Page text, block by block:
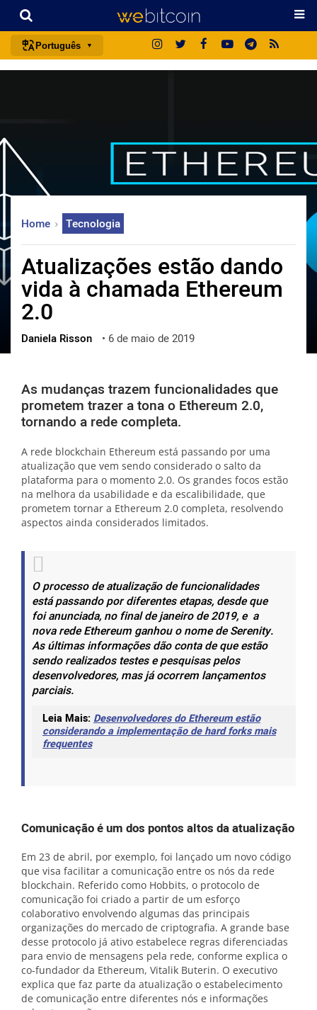
Português
中文
한국어
العربية
ไทย
ქართული
vietnamese
Home Tecnologia
Atualizações estão dando
vida à chamada Ethereum
2.0
Daniela Risson • 6 de maio de 2019
As mudanças trazem funcionalidades que
prometem trazer a tona o Ethereum 2.0,
tornando a rede completa.
A rede blockchain Ethereum está passando por uma
atualização que vem sendo considerado o salto da
plataforma para o momento 2.0. Os grandes focos estão
na melhora da usabilidade e da escalibilidade, que
prometem tornar a Ethereum 2.0 completa, resolvendo
aspectos ainda considerados limitados.
O processo de atualização de funcionalidades
está passando por diferentes etapas, desde que
foi anunciada, no final de janeiro de 2019, e a
nova rede Ethereum ganhou o nome de Serenity.
As últimas informações dão conta de que estão
sendo realizados testes e pesquisas pelos
desenvolvedores, mas já ocorrem lançamentos
parciais.
Leia Mais: Desenvolvedores do Ethereum estão
considerando a implementação de hard forks mais
frequentes
Comunicação é um dos pontos altos da atualização
Em 23 de abril, por exemplo, foi lançado um novo código
que visa facilitar a comunicação entre os nós da rede
blockchain. Referido como Hobbits, o protocolo de
comunicação foi criado a partir de um esforço
colaborativo envolvendo algumas das principais
organizações do mercado de criptografia. A grande base
desse protocolo já ativo estabelece regras diferenciadas
para envio de mensagens pela rede, conforme explica o
co-fundador da Ethereum, Vitalik Buterin. O executivo
explica que faz parte da atualização o estabelecimento
de comunicação entre diferentes nós e informações